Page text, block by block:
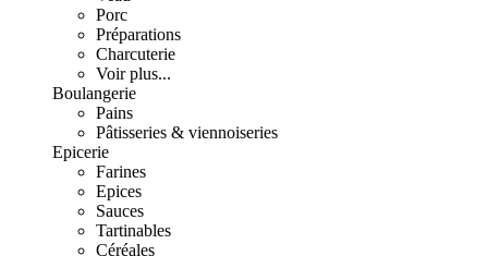
Porc
Préparations
Charcuterie
Voir plus...
Boulangerie
Pains
Pâtisseries & viennoiseries
Epicerie
Farines
Epices
Sauces
Tartinables
Céréales